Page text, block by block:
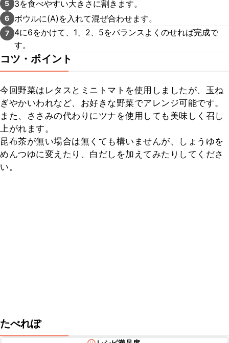
5 3を食べやすい大きさに割きます。
6 ボウルに(A)を入れて混ぜ合わせます。
7
4に6をかけて、1、2、5をバランスよくのせれば完成で
す。
コツ・ポイント
今回野菜はレタスとミニトマトを使用しましたが、玉ね
ぎやかいわれなど、お好きな野菜でアレンジ可能です。
また、ささみの代わりにツナを使用しても美味しく召し
上がれます。
昆布茶が無い場合は無くても構いませんが、しょうゆを
めんつゆに変えたり、白だしを加えてみたりしてくださ
い。
たべれぽ